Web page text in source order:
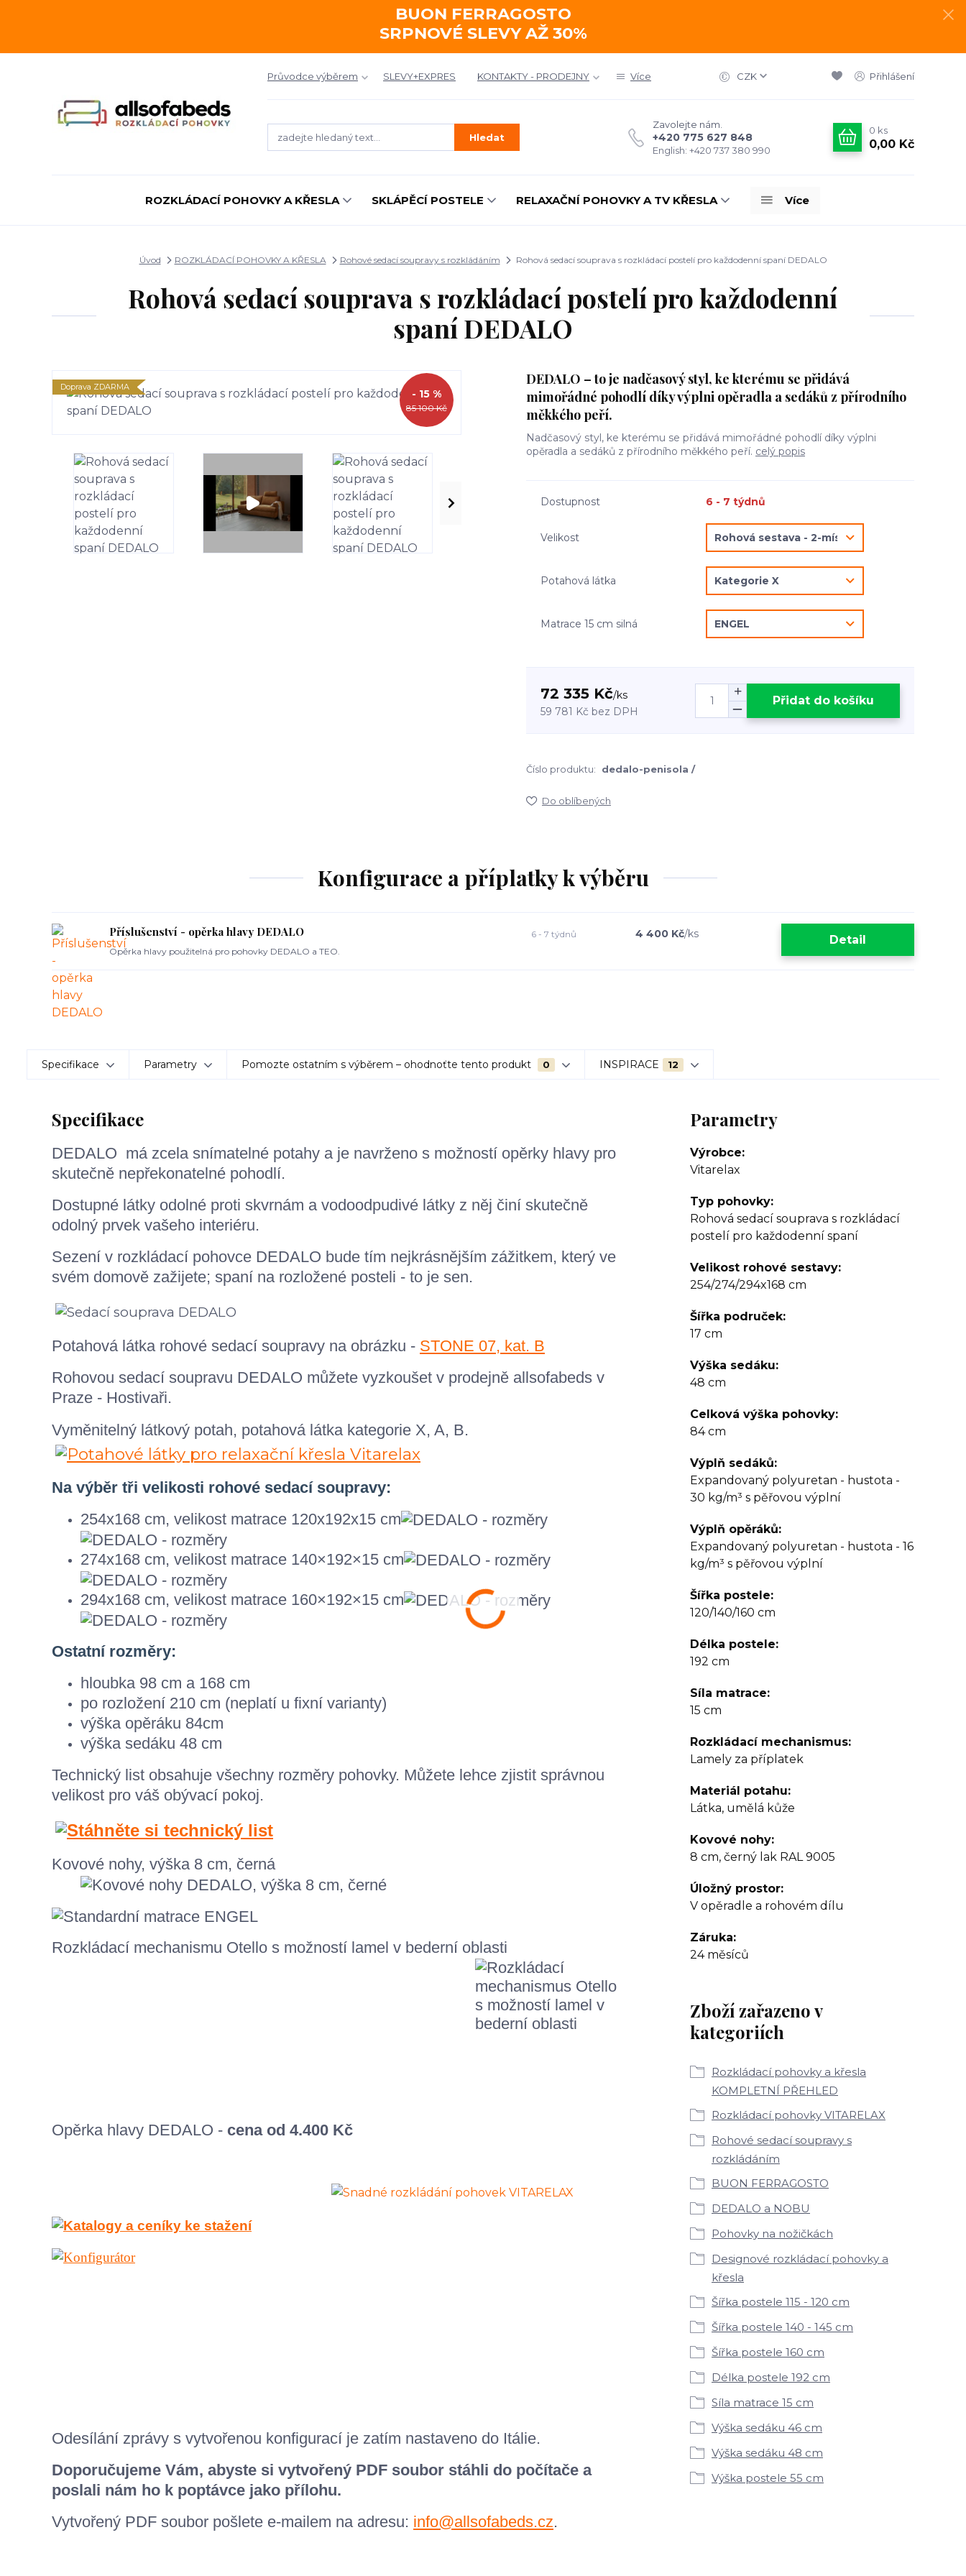
BUON FERRAGOSTO
SRPNOVÉ SLEVY AŽ 30%
Průvodce výběrem SLEVY+EXPRES KONTAKTY - PRODEJNY Více CZK Přihlášení
Hledat
Zavolejte nám.
+420 775 627 848
English: +420 737 380 990
0 ks
0,00 Kč
ROZKLÁDACÍ POHOVKY A KŘESLA SKLÁPĚCÍ POSTELE RELAXAČNÍ POHOVKY A TV KŘESLA Více
Úvod ROZKLÁDACÍ POHOVKY A KŘESLA Rohové sedací soupravy s rozkládáním Rohová sedací souprava s rozkládací postelí pro každodenní spaní DEDALO
Rohová sedací souprava s rozkládací postelí pro každodenní
spaní DEDALO
Doprava ZDARMA
85 100 Kč
- 15 %
DEDALO – to je nadčasový styl, ke kterému se přidává
mimořádné pohodlí díky výplni opěradla a sedáků z přírodního
měkkého peří.
Nadčasový styl, ke kterému se přidává mimořádné pohodlí díky výplni
opěradla a sedáků z přírodního měkkého peří. celý popis
Dostupnost 6 - 7 týdnů
Velikost
Potahová látka
Matrace 15 cm silná
72 335 Kč/ks
59 781 Kč bez DPH
Přidat do košíku
Číslo produktu: dedalo-penisola /
Do oblíbených
Konfigurace a příplatky k výběru
Příslušenství - opěrka hlavy DEDALO
Opěrka hlavy použitelná pro pohovky DEDALO a TEO.
4 400 Kč/ks
6 - 7 týdnů Detail
Specifikace Parametry Pomozte ostatním s výběrem – ohodnoťte tento produkt 0 INSPIRACE 12
Specifikace
DEDALO má zcela snímatelné potahy a je navrženo s možností opěrky hlavy pro
skutečně nepřekonatelné pohodlí.
Dostupné látky odolné proti skvrnám a vodoodpudivé látky z něj činí skutečně
odolný prvek vašeho interiéru.
Sezení v rozkládací pohovce DEDALO bude tím nejkrásnějším zážitkem, který ve
svém domově zažijete; spaní na rozložené posteli - to je sen.
Potahová látka rohové sedací soupravy na obrázku - STONE 07, kat. B
Rohovou sedací soupravu DEDALO můžete vyzkoušet v prodejně allsofabeds v
Praze - Hostivaři.
Vyměnitelný látkový potah, potahová látka kategorie X, A, B.
Na výběr tři velikosti rohové sedací soupravy:
254x168 cm, velikost matrace 120x192x15 cm
274x168 cm, velikost matrace 140×192×15 cm
294x168 cm, velikost matrace 160×192×15 cm
Ostatní rozměry:
hloubka 98 cm a 168 cm
po rozložení 210 cm (neplatí u fixní varianty)
výška opěráku 84cm
výška sedáku 48 cm
Technický list obsahuje všechny rozměry pohovky. Můžete lehce zjistit správnou
velikost pro váš obývací pokoj.
Kovové nohy, výška 8 cm, černá
Rozkládací mechanismu Otello s možností lamel v bederní oblasti
Opěrka hlavy DEDALO - cena od 4.400 Kč
Odesílání zprávy s vytvořenou konfigurací je zatím nastaveno do Itálie.
Doporučujeme Vám, abyste si vytvořený PDF soubor stáhli do počítače a
poslali nám ho k poptávce jako přílohu.
Vytvořený PDF soubor pošlete e-mailem na adresu: info@allsofabeds.cz.
Parametry
Výrobce
Vitarelax
Typ pohovky
Rohová sedací souprava s rozkládací
postelí pro každodenní spaní
Velikost rohové sestavy
254/274/294x168 cm
Šířka područek
17 cm
Výška sedáku
48 cm
Celková výška pohovky
84 cm
Výplň sedáků
Expandovaný polyuretan - hustota -
30 kg/m³ s pěřovou výplní
Výplň opěráků
Expandovaný polyuretan - hustota - 16
kg/m³ s pěřovou výplní
Šířka postele
120/140/160 cm
Délka postele
192 cm
Síla matrace
15 cm
Rozkládací mechanismus
Lamely za příplatek
Materiál potahu
Látka, umělá kůže
Kovové nohy
8 cm, černý lak RAL 9005
Úložný prostor
V opěradle a rohovém dílu
Záruka
24 měsíců
Zboží zařazeno v
kategoriích
Rozkládací pohovky a křesla
KOMPLETNÍ PŘEHLED
Rozkládací pohovky VITARELAX
Rohové sedací soupravy s
rozkládáním
BUON FERRAGOSTO
DEDALO a NOBU
Pohovky na nožičkách
Designové rozkládací pohovky a
křesla
Šířka postele 115 - 120 cm
Šířka postele 140 - 145 cm
Šířka postele 160 cm
Délka postele 192 cm
Síla matrace 15 cm
Výška sedáku 46 cm
Výška sedáku 48 cm
Výška postele 55 cm